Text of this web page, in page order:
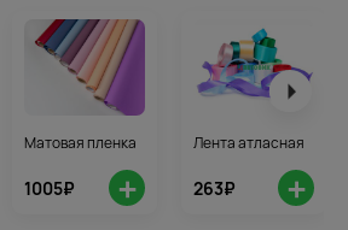
Матовая пленка
1005₽ +
Лента атласная
263₽ +